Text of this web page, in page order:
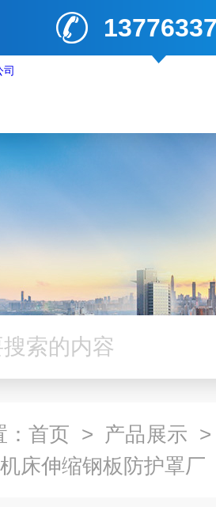
首页 > 产品展示
床伸缩钢板防护罩厂